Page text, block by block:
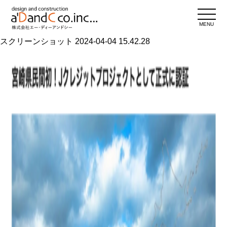
MENU
スクリーンショット 2024-04-04 15.42.28